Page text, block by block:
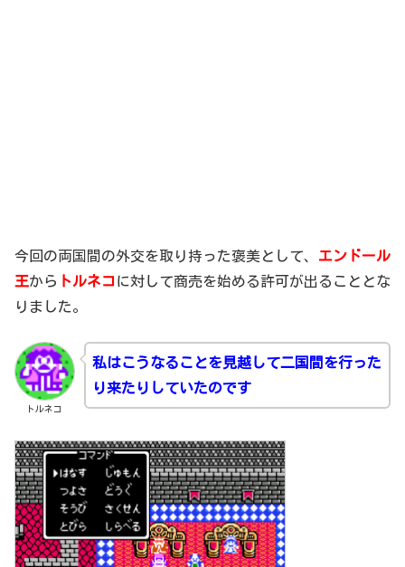
今回の両国間の外交を取り持った褒美として、 エンドール
王から トルネコ に対して商売を始める許可が出ることとな
りました。
トルネコ
私はこうなることを見越して二国間を行った
り来たりしていたのです